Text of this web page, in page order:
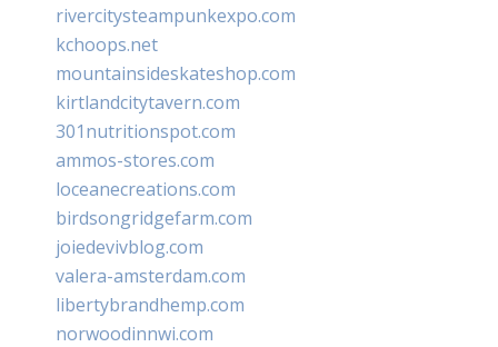
rivercitysteampunkexpo.com
kchoops.net
mountainsideskateshop.com
kirtlandcitytavern.com
301nutritionspot.com
ammos-stores.com
loceanecreations.com
birdsongridgefarm.com
joiedevivblog.com
valera-amsterdam.com
libertybrandhemp.com
norwoodinnwi.com